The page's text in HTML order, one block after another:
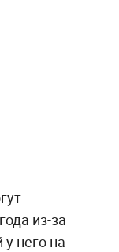
из-за
него на